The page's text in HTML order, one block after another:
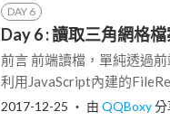
DAY 6
Day 6 : 讀取三角網格
前言 前端讀檔，單純透過
利用JavaScript內建的
2017-12-25 ‧ 由 QQBoxy分